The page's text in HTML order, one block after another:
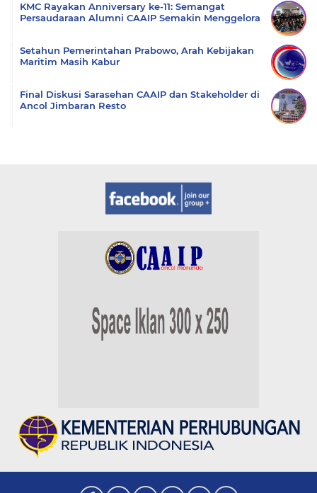
KMC Rayakan Anniversary ke-11: Semangat
Persaudaraan Alumni CAAIP Semakin Menggelora
Setahun Pemerintahan Prabowo, Arah Kebijakan
Maritim Masih Kabur
Final Diskusi Sarasehan CAAIP dan Stakeholder di
Ancol Jimbaran Resto